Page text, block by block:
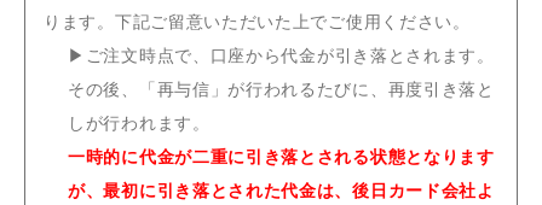
ります。下記ご留意いただいた上でご使用ください。
▶ ご注文時点で、口座から代金が引き落とされます。
その後、「再与信」が行われるたびに、再度引き落と
しが行われます。
一時的に代金が二重に引き落とされる状態となります
が、最初に引き落とされた代金は、後日カード会社よ